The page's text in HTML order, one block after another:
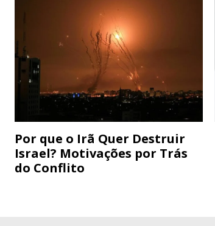
Por que o Irã Quer Destruir
Israel? Motivações por Trás
do Conflito